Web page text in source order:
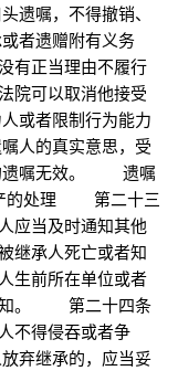
嘱，不得撤销、
者遗赠附有义务
有正当理由不履行
院可以取消他接受
或者限制行为能力
人的真实意思，受
遗嘱无效。 遗嘱
产的处理 第二十三
应当及时通知其他
继承人死亡或者知
生前所在单位或者
知。 第二十四条
不得侵吞或者争
弃继承的，应当妥